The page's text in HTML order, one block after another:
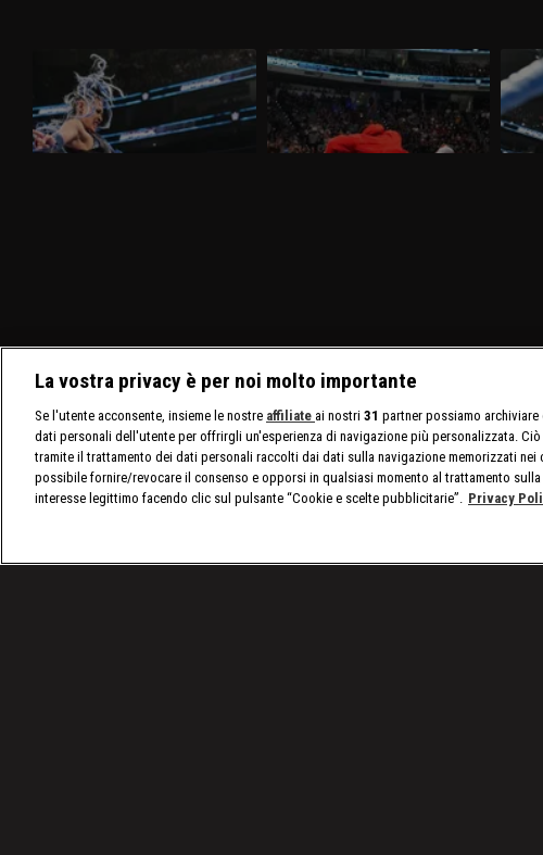
WWE SmackDown 27 marzo 2026:
Tiffany sfida Giulia
Nella puntata di SmackDown del 27
marzo, visibile su discovery+, Giulia e
Tiffany Stratton si sfidano in un Non Title
Match. Charlotte Flair e Alexa Bliss
WWE SmackDown 20 marzo 2026:
Drew e Jacob alla resa dei conti
Nella puntata di SmackDown del 20
marzo, visibile su discovery+, c'è il
match molto atteso fra Drew McIntyre e
Jacob Fatu. In palio sia i titoli tag team
Nella
marzo,
La vostra privacy è per noi molto importante
Se l'utente acconsente, insieme le nostre affiliate ai nostri 31 partner possiamo archiviare
dati personali dell'utente per offrirgli un'esperienza di navigazione più personalizzata. Ciò
tramite il trattamento dei dati personali raccolti dai dati sulla navigazione memorizzati nei
possibile fornire/revocare il consenso e opporsi in qualsiasi momento al trattamento sulla
interesse legittimo facendo clic sul pulsante “Cookie e scelte pubblicitarie”. Privacy